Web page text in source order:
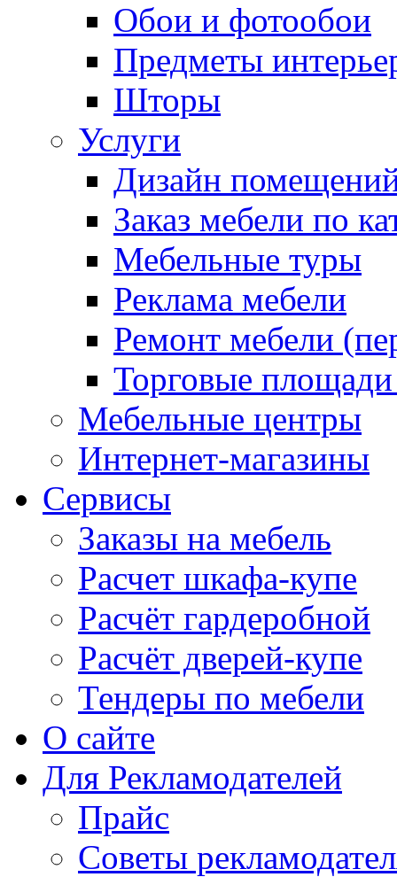
Обои и фотообои
Предметы
Шторы
Услуги
Дизайн
Заказ мебели по
Мебельные туры
Реклама мебели
Ремонт мебели
Торговые
Мебельные центры
Интернет-магазины
Сервисы
Заказы на мебель
Расчет шкафа-купе
Расчёт гардеробной
Расчёт дверей-купе
Тендеры по мебели
О сайте
Для Рекламодателей
Прайс
Советы